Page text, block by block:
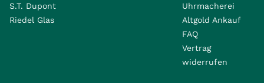
S.T. Dupont
Riedel Glas
Uhrmacherei
Altgold Ankauf
FAQ
Vertrag
widerrufen